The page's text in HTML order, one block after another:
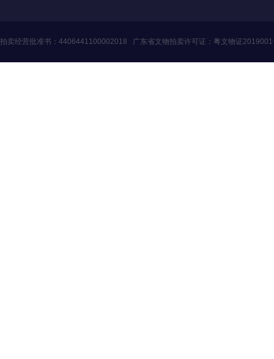
拍卖经营批准书： 4406441100002018 广东省文物拍卖许可证： 粤文物证2019001